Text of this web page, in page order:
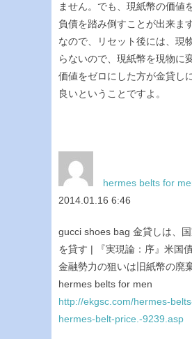
ません。でも、現紙幣の価値
負債を踏み倒すことが出来ま
なので、リセット後には、現
らないので、現紙幣を現物に
価値をゼロにした方が金貸し
良いということですよ。
hermes belts for
2014.01.16 6:46
gucci shoes bag 金貸しは、
を貸す | 『実現論：序』米国
金融勢力の狙いは旧紙幣の廃
hermes belts for men
http://ekgsc.com/hermes-
hermes-belt-price.-9239.asp